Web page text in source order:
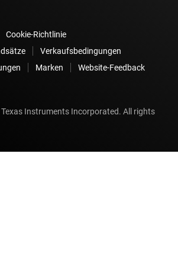
Cookie-Richtlinie
Verkaufsbedingungen
Marken
Website-Feedback
Texas Instruments Incorporated. All rights